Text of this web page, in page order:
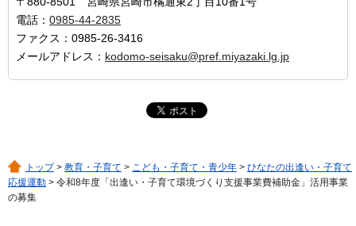
電話： 0985-44-2835
ファクス：0985-26-3416
メールアドレス： kodomo-seisaku@pref.miyazaki.lg.jp
トップ> 教育・子育て > こども・子育て・青少年 > ひなたの出逢い・子育て
応援運動 > 令和8年度「出逢い・子育て環境づくり支援事業費補助金」活用事業
の募集